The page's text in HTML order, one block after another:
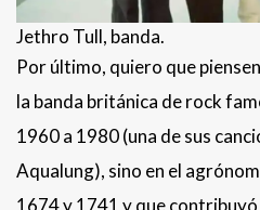
Jethro Tull, banda.
Por último, quiero que
la banda británica de rock
1960 a 1980 (una de sus
Aqualung), sino en el
1674 y 1741 y que